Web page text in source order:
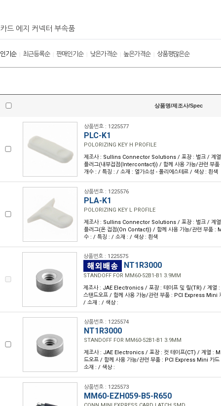
카드 에지 커넥터 부속품
인기순| 최근등록순| 판매인기순| 낮은가격순| 높은가격순| 상품평많은순
상품명/제조사/Spec
상품번호 : 1225577
PLC-K1
POLORIZING KEY H PROFILE
제조사 : Sullins Connector Solutions / 포장 : 벌크 / 계열
플러그(내부접점(Intercontact)) / 함께 사용 가능/관련 부
개수 : / 특징 : / 소재 : 열가소성 - 폴리에스테르 / 색상 : 흰색
상품번호 : 1225576
PLA-K1
POLORIZING KEY L PROFILE
제조사 : Sullins Connector Solutions / 포장 : 벌크 / 계열
플러그(온 접점(On Contact)) / 함께 사용 가능/관련 부품 :
수 : / 특징 : / 소재 : / 색상 : 흰색
상품번호 : 1225575
NT1R3000
STANDOFF FOR MM60-52B1-B1 3.9MM
제조사 : JAE Electronics / 포장 : 테이프 및 릴(TR) / 계열
스탠드오프 / 함께 사용 가능/관련 부품 : PCI Express Mini
/ 소재 : / 색상 :
상품번호 : 1225574
NT1R3000
STANDOFF FOR MM60-52B1-B1 3.9MM
제조사 : JAE Electronics / 포장 : 컷 테이프(CT) / 계열 :
드오프 / 함께 사용 가능/관련 부품 : PCI Express Mini 카
소재 : / 색상 :
상품번호 : 1225573
MM60-EZH059-B5-R650